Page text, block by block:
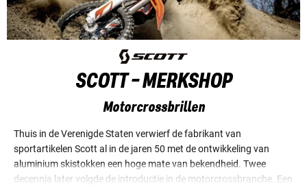
SCOTT - MERKSHOP
Motorcrossbrillen
Thuis in de Verenigde Staten verwierf de fabrikant van
sportartikelen Scott al in de jaren 50 met de ontwikkeling van
aluminium skistokken een hoge mate van bekendheid. Twee
decennia later volgde de introductie in de motorcrossbranche. Een